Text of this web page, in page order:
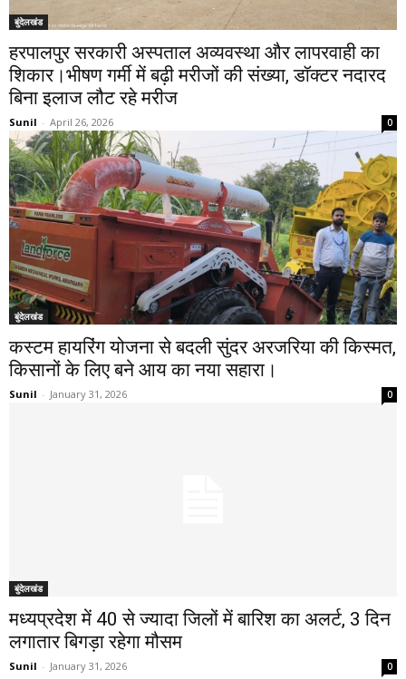
बुंदेलखंड
हरपालपुर सरकारी अस्पताल अव्यवस्था और लापरवाही का
शिकार।भीषण गर्मी में बढ़ी मरीजों की संख्या, डॉक्टर नदारद
बिना इलाज लौट रहे मरीज
Sunil - April 26, 2026 0
बुंदेलखंड
कस्टम हायरिंग योजना से बदली सुंदर अरजरिया की किस्मत,
किसानों के लिए बने आय का नया सहारा।
Sunil - January 31, 2026 0
बुंदेलखंड
मध्यप्रदेश में 40 से ज्यादा जिलों में बारिश का अलर्ट, 3 दिन
लगातार बिगड़ा रहेगा मौसम
Sunil - January 31, 2026 0